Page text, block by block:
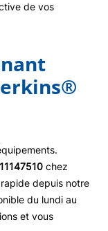
de vos
chez
depuis notre
du lundi au
et vous